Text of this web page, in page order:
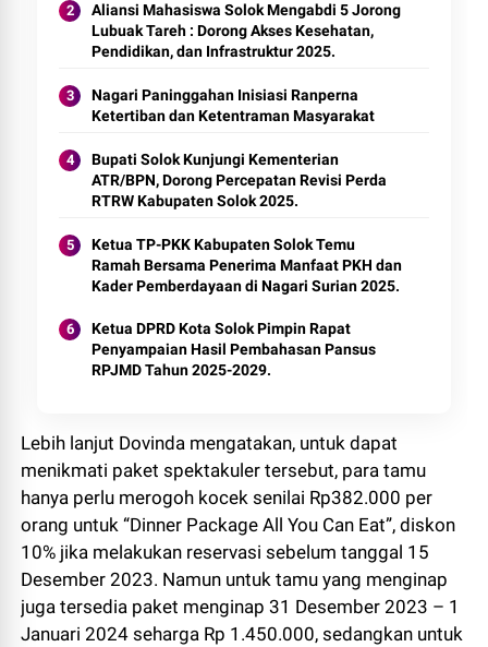
Aliansi Mahasiswa Solok Mengabdi 5 Jorong
Lubuak Tareh : Dorong Akses Kesehatan,
Pendidikan, dan Infrastruktur 2025.
Nagari Paninggahan Inisiasi Ranperna
Ketertiban dan Ketentraman Masyarakat
Bupati Solok Kunjungi Kementerian
ATR/BPN, Dorong Percepatan Revisi Perda
RTRW Kabupaten Solok 2025.
Ketua TP-PKK Kabupaten Solok Temu
Ramah Bersama Penerima Manfaat PKH dan
Kader Pemberdayaan di Nagari Surian 2025.
Ketua DPRD Kota Solok Pimpin Rapat
Penyampaian Hasil Pembahasan Pansus
RPJMD Tahun 2025-2029.
Lebih lanjut Dovinda mengatakan, untuk dapat
menikmati paket spektakuler tersebut, para tamu
hanya perlu merogoh kocek senilai Rp382.000 per
orang untuk “Dinner Package All You Can Eat”, diskon
10% jika melakukan reservasi sebelum tanggal 15
Desember 2023. Namun untuk tamu yang menginap
juga tersedia paket menginap 31 Desember 2023 – 1
Januari 2024 seharga Rp 1.450.000, sedangkan untuk